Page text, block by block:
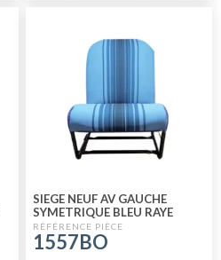
SIEGE NEUF AV GAUCHE
SYMETRIQUE BLEU RAYE
1557BO